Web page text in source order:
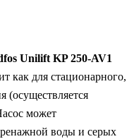
Unilift KP 250-AV1
как для стационарного,
(осуществляется
может
воды и серых